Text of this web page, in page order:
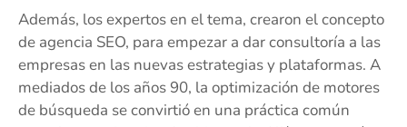
Además, los expertos en el tema, crearon el concepto
de agencia SEO, para empezar a dar consultoría a las
empresas en las nuevas estrategias y plataformas. A
mediados de los años 90, la optimización de motores
de búsqueda se convirtió en una práctica común